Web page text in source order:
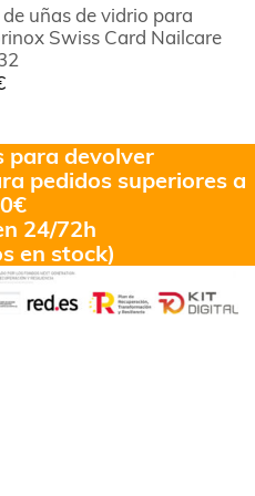
uñas de vidrio para
Swiss Card Nailcare
para devolver
pedidos superiores a
24/72h
en stock)